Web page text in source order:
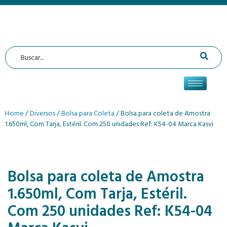
Home/Diversos/Bolsa para Coleta/ Bolsa para coleta de Amostra
1.650ml, Com Tarja, Estéril. Com 250 unidades Ref: K54-04 Marca Kasvi
Bolsa para coleta de Amostra
1.650ml, Com Tarja, Estéril.
Com 250 unidades Ref: K54-04